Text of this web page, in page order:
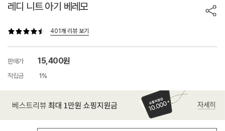
레디 니트 아기 베레모
401개 리뷰 보기
판매가 15,400원
적립금 1%